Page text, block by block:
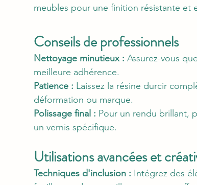
meubles pour une finition résistante et
Conseils de professionnels
Nettoyage minutieux : Assurez-vous
meilleure adhérence.
Patience : Laissez la résine durcir
déformation ou marque.
Polissage final : Pour un rendu brillant,
un vernis spécifique.
Utilisations avancées et
Techniques d'inclusion : Intégrez des